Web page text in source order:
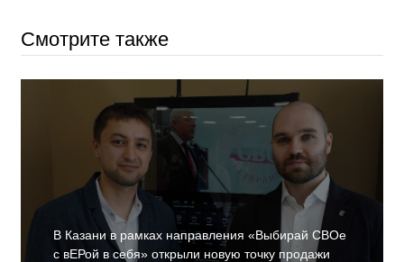
Смотрите также
В Казани в рамках направления «Выбирай СВОе
с вЕРой в себя» открыли новую точку продажи